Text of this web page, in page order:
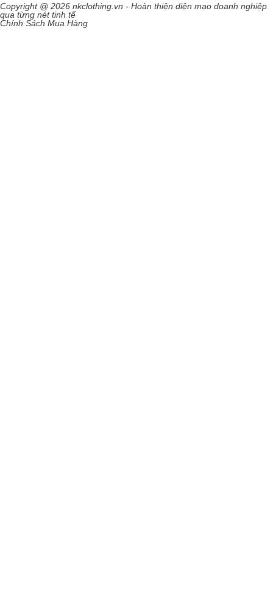
Copyright @ 2026 nkclothing.vn - Hoàn thiện diện mạo doanh nghiệp
qua từng nét tinh tế
Chính Sách Mua Hàng